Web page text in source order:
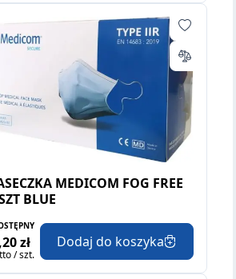
MEDICOM FOG FREE
BLUE
zł
/ szt.
Dodaj do koszyka